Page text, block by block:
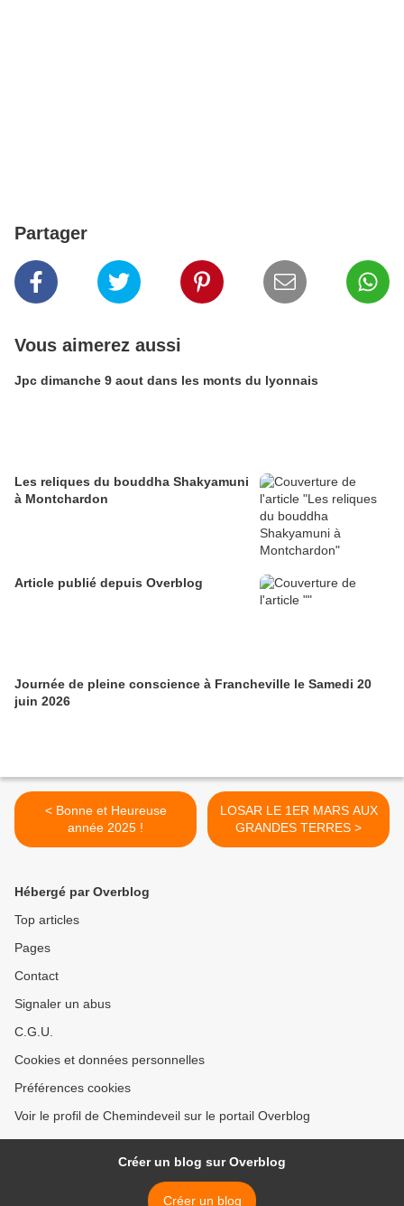
Partager
Vous aimerez aussi
Jpc dimanche 9 aout dans les monts du lyonnais
Les reliques du bouddha Shakyamuni
à Montchardon
Article publié depuis Overblog
Journée de pleine conscience à Francheville le Samedi 20
juin 2026
< Bonne et Heureuse
année 2025 !
LOSAR LE 1ER MARS AUX
GRANDES TERRES >
Hébergé par Overblog
Top articles
Pages
Contact
Signaler un abus
C.G.U.
Cookies et données personnelles
Préférences cookies
Voir le profil de Chemindeveil sur le portail Overblog
Créer un blog sur Overblog
Créer un blog